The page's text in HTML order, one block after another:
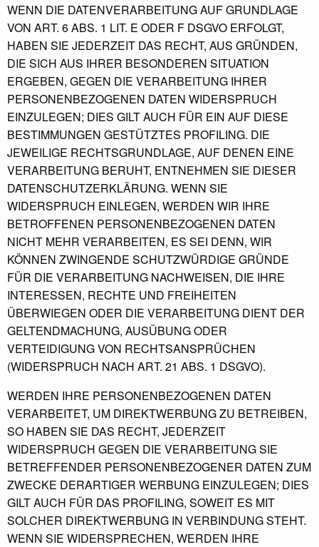
WENN DIE DATENVERARBEITUNG AUF GRUNDLAGE
VON ART. 6 ABS. 1 LIT. E ODER F DSGVO ERFOLGT,
HABEN SIE JEDERZEIT DAS RECHT, AUS GRÜNDEN,
DIE SICH AUS IHRER BESONDEREN SITUATION
ERGEBEN, GEGEN DIE VERARBEITUNG IHRER
PERSONENBEZOGENEN DATEN WIDERSPRUCH
EINZULEGEN; DIES GILT AUCH FÜR EIN AUF DIESE
BESTIMMUNGEN GESTÜTZTES PROFILING. DIE
JEWEILIGE RECHTSGRUNDLAGE, AUF DENEN EINE
VERARBEITUNG BERUHT, ENTNEHMEN SIE DIESER
DATENSCHUTZERKLÄRUNG. WENN SIE
WIDERSPRUCH EINLEGEN, WERDEN WIR IHRE
BETROFFENEN PERSONENBEZOGENEN DATEN
NICHT MEHR VERARBEITEN, ES SEI DENN, WIR
KÖNNEN ZWINGENDE SCHUTZWÜRDIGE GRÜNDE
FÜR DIE VERARBEITUNG NACHWEISEN, DIE IHRE
INTERESSEN, RECHTE UND FREIHEITEN
ÜBERWIEGEN ODER DIE VERARBEITUNG DIENT DER
GELTENDMACHUNG, AUSÜBUNG ODER
VERTEIDIGUNG VON RECHTSANSPRÜCHEN
(WIDERSPRUCH NACH ART. 21 ABS. 1 DSGVO).
WERDEN IHRE PERSONENBEZOGENEN DATEN
VERARBEITET, UM DIREKTWERBUNG ZU BETREIBEN,
SO HABEN SIE DAS RECHT, JEDERZEIT
WIDERSPRUCH GEGEN DIE VERARBEITUNG SIE
BETREFFENDER PERSONENBEZOGENER DATEN ZUM
ZWECKE DERARTIGER WERBUNG EINZULEGEN; DIES
GILT AUCH FÜR DAS PROFILING, SOWEIT ES MIT
SOLCHER DIREKTWERBUNG IN VERBINDUNG STEHT.
WENN SIE WIDERSPRECHEN, WERDEN IHRE